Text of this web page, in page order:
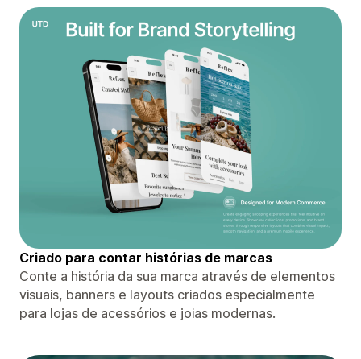
Criado para contar histórias de marcas
Conte a história da sua marca através de elementos
visuais, banners e layouts criados especialmente
para lojas de acessórios e joias modernas.